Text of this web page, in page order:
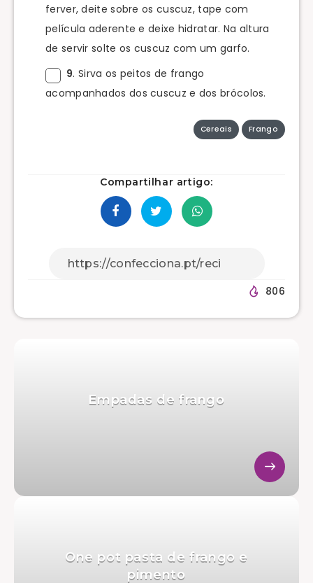
ferver, deite sobre os cuscuz, tape com
película aderente e deixe hidratar. Na altura
de servir solte os cuscuz com um garfo.
9. Sirva os peitos de frango
acompanhados dos cuscuz e dos brócolos.
Cereais Frango
Compartilhar artigo:
806
Empadas de frango
One pot pasta de frango e
pimento